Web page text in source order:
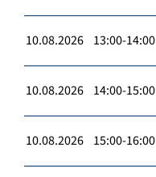
10.08.2026 13:00-14:00
10.08.2026 14:00-15:00
10.08.2026 15:00-16:00